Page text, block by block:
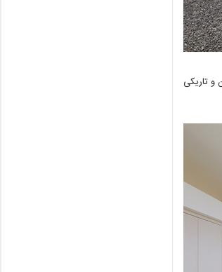
و تاریکی